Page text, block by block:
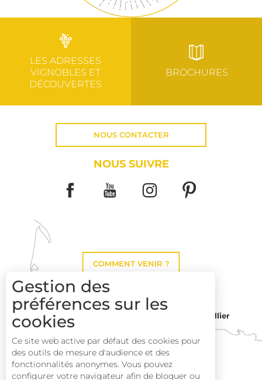
Description
LES ADRESSES
VIGNOBLES ET
DÉCOUVERTES
BROCHURES
NOUS CONTACTER
NOUS SUIVRE
COMMENT VENIR ?
Montpellier
Perpignan
Gestion des
préférences sur les
cookies
Ce site web active par défaut des cookies pour
des outils de mesure d'audience et des
fonctionnalités anonymes. Vous pouvez
configurer votre navigateur afin de bloquer ou